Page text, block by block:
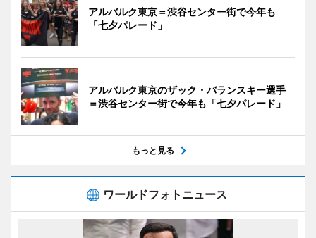
アルバルク東京＝渋谷センター街で今年も
「七夕パレード」
アルバルク東京のザック・バランスキー選手
＝渋谷センター街で今年も「七夕パレード」
もっと見る
ワールドフォトニュース